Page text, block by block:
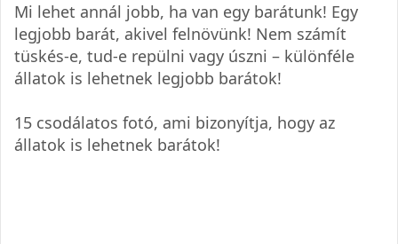
Mi lehet annál jobb, ha van egy barátunk! Egy
legjobb barát, akivel felnövünk! Nem számít
tüskés-e, tud-e repülni vagy úszni – különféle
állatok is lehetnek legjobb barátok!
15 csodálatos fotó, ami bizonyítja, hogy az
állatok is lehetnek barátok!